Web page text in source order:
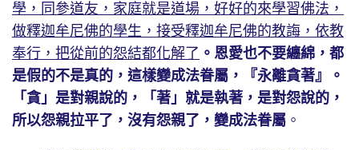
學，同參道友，家庭就是道場，好好的來學習佛法，
做釋迦牟尼佛的學生，接受釋迦牟尼佛的教誨，依教
奉行，把從前的怨結都化解了 。恩愛也不要纏綿，都
是假的不是真的，這樣變成法眷屬，『永離貪著』。
「貪」是對親說的，「著」就是執著，是對怨說的，
所以怨親拉平了，沒有怨親了，變成法眷屬 。